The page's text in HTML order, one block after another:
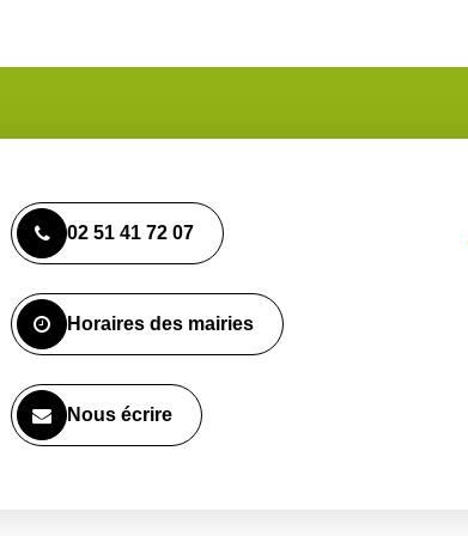
02 51 41 72 07
Horaires des mairies
Nous écrire